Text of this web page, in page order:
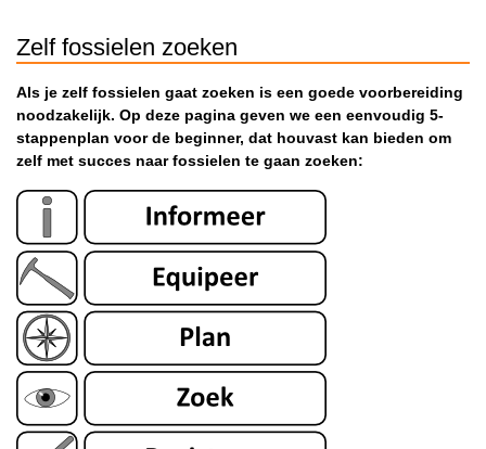
Zelf fossielen zoeken
Als je zelf fossielen gaat zoeken is een goede voorbereiding
noodzakelijk. Op deze pagina geven we een eenvoudig 5-
stappenplan voor de beginner, dat houvast kan bieden om
zelf met succes naar fossielen te gaan zoeken: